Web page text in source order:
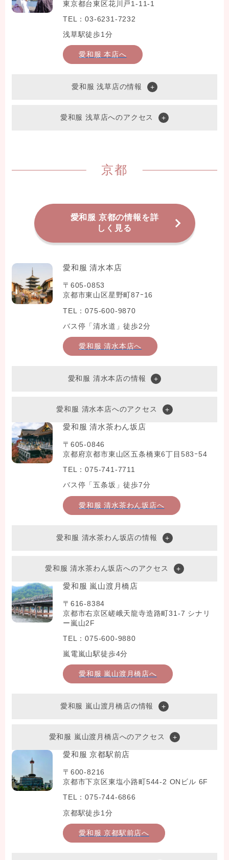
東京都台東区花川戸1-11-1
TEL：03-6231-7232
浅草駅徒歩1分
愛和服 本店へ
愛和服 浅草店の情報
愛和服 浅草店へのアクセス
京都
愛和服 京都の情報を詳
しく見る
愛和服 清水本店
〒605-0853
京都市東山区星野町87ｰ16
TEL：075-600-9870
バス停「清水道」徒歩2分
愛和服 清水本店へ
愛和服 清水本店の情報
愛和服 清水本店へのアクセス
愛和服 清水茶わん坂店
〒605-0846
京都府京都市東山区五条橋東6丁目583ｰ54
TEL：075-741-7711
バス停「五条坂」徒歩7分
愛和服 清水茶わん坂店へ
愛和服 清水茶わん坂店の情報
愛和服 清水茶わん坂店へのアクセス
愛和服 嵐山渡月橋店
〒616-8384
京都市右京区嵯峨天龍寺造路町31-7 シナリ
ー嵐山2F
TEL：075-600-9880
嵐電嵐山駅徒歩4分
愛和服 嵐山渡月橋店へ
愛和服 嵐山渡月橋店の情報
愛和服 嵐山渡月橋店へのアクセス
愛和服 京都駅前店
〒600-8216
京都市下京区東塩小路町544-2 ONビル 6F
TEL：075-744-6866
京都駅徒歩1分
愛和服 京都駅前店へ